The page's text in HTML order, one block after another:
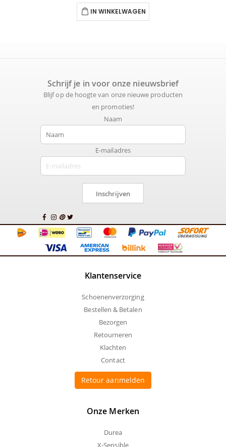
IN WINKELWAGEN
Schrijf je in voor onze nieuwsbrief
Blijf op de hoogte van onze nieuwe producten
en promoties!
Naam
E-mailadres
Inschrijven
Klantenservice
Schoenenverzorging
Bestellen & Betalen
Bezorgen
Retourneren
Klachten
Contact
Retour aanmelden
Onze Merken
Durea
X-Sensible